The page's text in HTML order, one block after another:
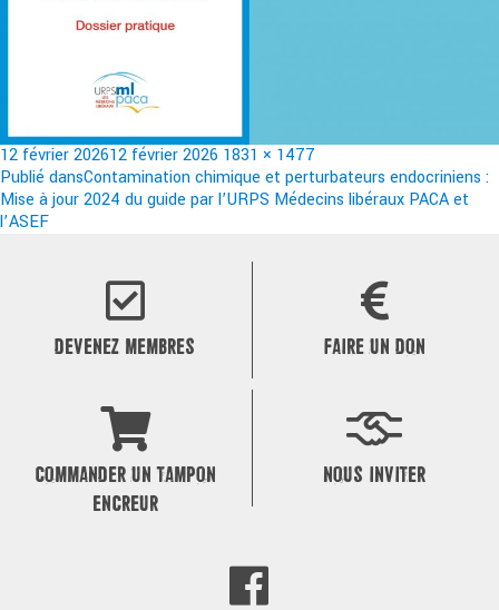
Publié
le
12 février 202612 février 2026 Taille
réelle
1831 × 1477
Navigation
de
Publié dansContamination chimique et perturbateurs endocriniens :
Mise à jour 2024 du guide par l’URPS Médecins libéraux PACA et
l’ASEF
DEVENEZ MEMBRES FAIRE UN DON
COMMANDER UN TAMPON
ENCREUR
NOUS INVITER